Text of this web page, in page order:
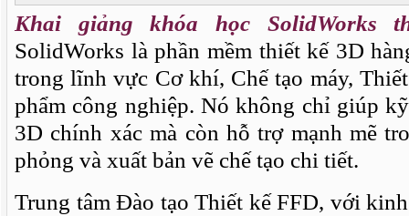
Khai giảng khóa học SolidWorks
SolidWorks là phần mềm thiết kế 3D
trong lĩnh vực Cơ khí, Chế tạo máy,
phẩm công nghiệp. Nó không chỉ giúp
3D chính xác mà còn hỗ trợ mạnh mẽ
phỏng và xuất bản vẽ chế tạo chi tiết.
Trung tâm Đào tạo Thiết kế FFD, với